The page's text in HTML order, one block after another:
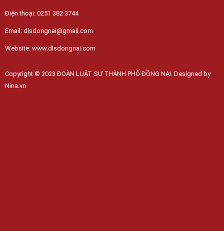
Điện thoại: 0251 382 3744
Email: dlsdongnai@gmail.com
Website: www.dlsdongnai.com
Copyright © 2023 ĐOÀN LUẬT SƯ THÀNH PHỐ ĐỒNG NAI. Designed by
Nina.vn